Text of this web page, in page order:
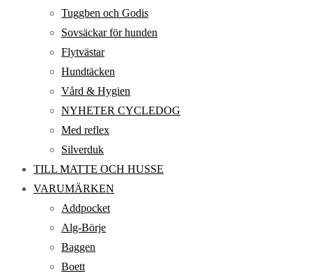
Tuggben och Godis
Sovsäckar för hunden
Flytvästar
Hundtäcken
Vård & Hygien
NYHETER CYCLEDOG
Med reflex
Silverduk
TILL MATTE OCH HUSSE
VARUMÄRKEN
Addpocket
Alg-Börje
Baggen
Boett